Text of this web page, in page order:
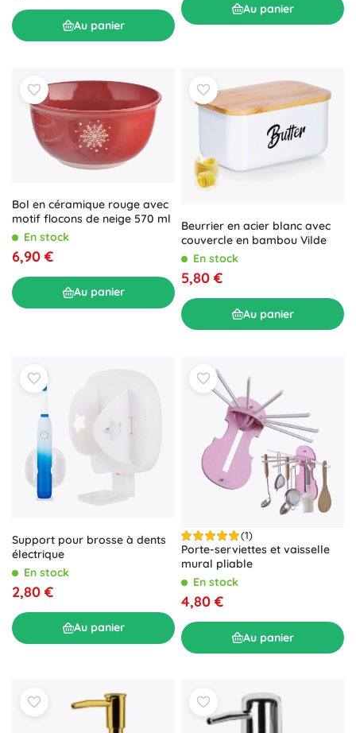
Au panier
Au panier
Bol en céramique rouge avec
motif flocons de neige 570 ml
En stock
6,90 €
Au panier
Beurrier en acier blanc avec
couvercle en bambou Vilde
En stock
5,80 €
Au panier
Support pour brosse à dents
électrique
En stock
2,80 €
Au panier
(1)
Porte-serviettes et vaisselle
mural pliable
En stock
4,80 €
Au panier